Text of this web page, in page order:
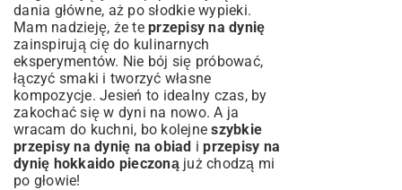
dania główne, aż po słodkie wypieki.
Mam nadzieję, że te przepisy na dynię
zainspirują cię do kulinarnych
eksperymentów. Nie bój się próbować,
łączyć smaki i tworzyć własne
kompozycje. Jesień to idealny czas, by
zakochać się w dyni na nowo. A ja
wracam do kuchni, bo kolejneszybkie
przepisy na dynię na obiad iprzepisy na
dynię hokkaido pieczonąjuż chodzą mi
po głowie!